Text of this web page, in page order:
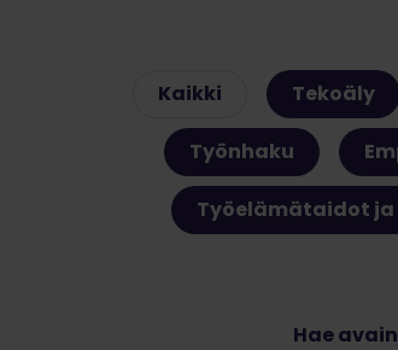
Kaikki Tekoäly
Työnhaku
Työelämätaidot
Hae